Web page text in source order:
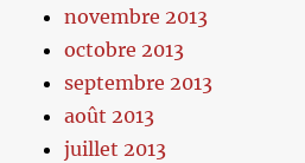
novembre 2013
octobre 2013
septembre 2013
août 2013
juillet 2013